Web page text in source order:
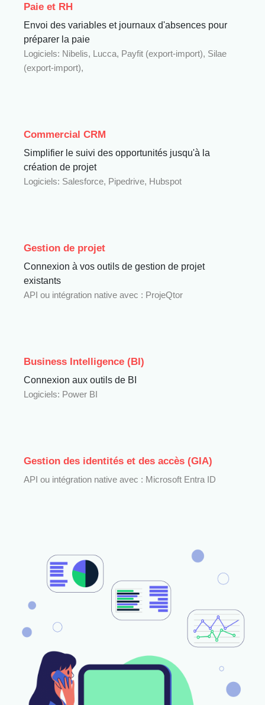
Paie et RH
Envoi des variables et journaux d'absences pour
préparer la paie
Logiciels: Nibelis, Lucca, Payfit (export-import), Silae
(export-import),
Commercial CRM
Simplifier le suivi des opportunités jusqu'à la
création de projet
Logiciels: Salesforce, Pipedrive, Hubspot
Gestion de projet
Connexion à vos outils de gestion de projet
existants
API ou intégration native avec : ProjeQtor
Business Intelligence (BI)
Connexion aux outils de BI
Logiciels: Power BI
Gestion des identités et des accès (GIA)
API ou intégration native avec : Microsoft Entra ID